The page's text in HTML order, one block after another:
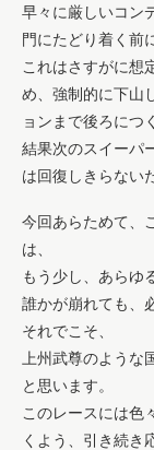
早々に厳しいコン
門にたどり着く前
これはさすがに想
め、強制的に下山
ョンまで後ろにつ
結果次のスイーパ
は回復しきらない
今回あらためて、
は、
もう少し、あらゆ
誰かが崩れても、
それでこそ、
上州武尊のよう
と思います。
このレースには色
くよう、引き続き